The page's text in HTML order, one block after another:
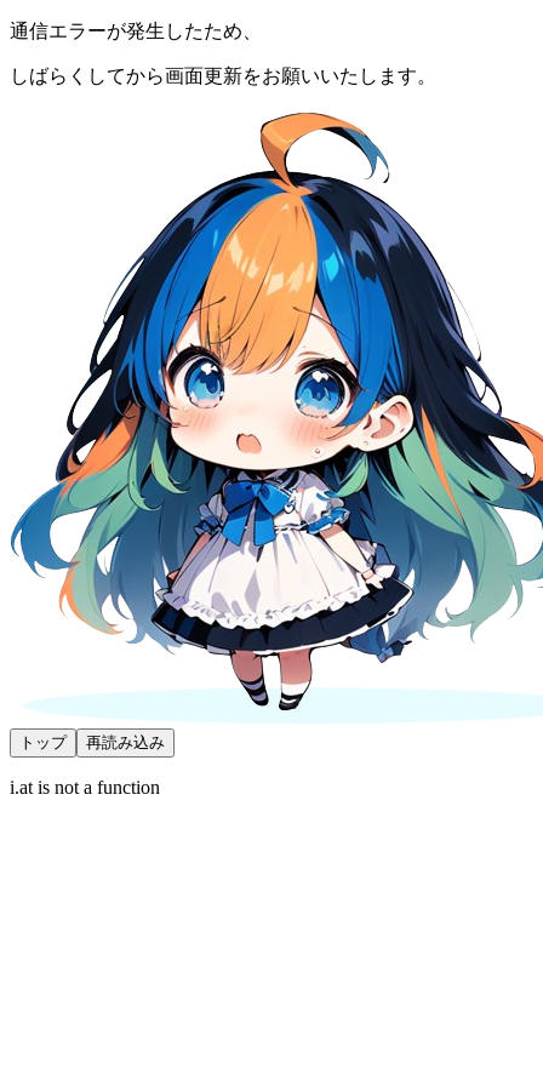
通信エラーが発生したため、
しばらくしてから画面更新をお願いいたします。
トップ 再読み込み
i.at is not a function